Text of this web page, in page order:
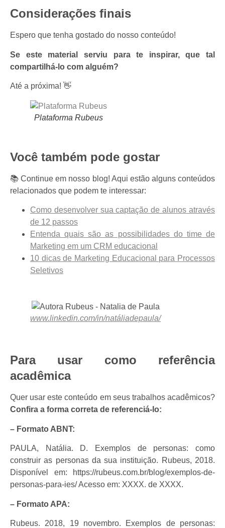
Considerações finais
Espero que tenha gostado do nosso conteúdo!
Se este material serviu para te inspirar, que tal
compartilhá-lo com alguém?
Até a próxima! 👋
Plataforma Rubeus
Você também pode gostar
📚 Continue em nosso blog! Aqui estão alguns conteúdos
relacionados que podem te interessar:
Como desenvolver sua captação de alunos através
de 12 passos
Entenda quais são as possibilidades do time de
Marketing em um CRM educacional
10 dicas de Marketing Educacional para Processos
Seletivos
www.linkedin.com/in/natáliadepaula/
Para usar como referência
acadêmica
Quer usar este conteúdo em seus trabalhos acadêmicos?
Confira a forma correta de referenciá-lo:
– Formato ABNT:
PAULA, Natália. D. Exemplos de personas: como
construir as personas da sua instituição. Rubeus, 2018.
Disponível em: https://rubeus.com.br/blog/exemplos-de-
personas-para-ies/ Acesso em: XXXX. de XXXX.
– Formato APA:
Rubeus. 2018, 19 novembro. Exemplos de personas: